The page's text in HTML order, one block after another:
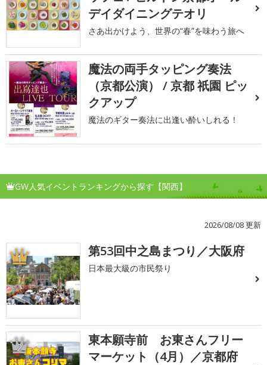
デイダイニングテオリ
さあ出かけよう、世界の“春”を味わう旅へ
魔法の両手タッピング奏法
（京都公演） / 京都 祇園 ピッ
クアップ
魔法のギター奏法に出逢い酔いしれる！
GW人気イベントランキングから探す【関西】
2026/08/08 更新
1 第53回中之島まつり／大阪府
日本最大級の市民祭り
2
東本願寺前 お東さんフリー
マーケット（4月）／京都府